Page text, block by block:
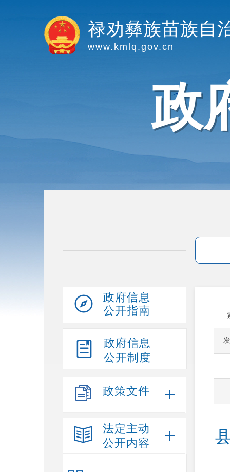
禄劝彝族苗族自
www.kmlq.gov.cn
政
政府信息
公开指南
政府信息
公开制度
政策文件
法定主动
公开内容